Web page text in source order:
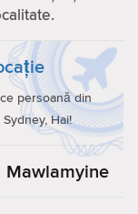
persoană din
Hai!
Mawlamyine